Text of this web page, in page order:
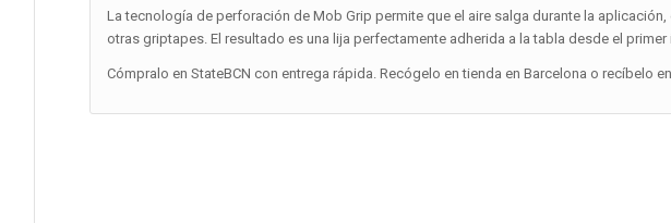
La tecnología de perforación de Mob Grip permite que el aire salga durante la
otras griptapes. El resultado es una lija perfectamente adherida a la tabla desde el primer
Cómpralo en StateBCN con entrega rápida. Recógelo en tienda en Barcelona o recíbelo en